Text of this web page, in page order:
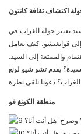
اكتشاف ثقافة كانتون
تعتبر جولة الغراب في
قوانغتشو، كيف تعامل
والممتعة إلى السيد.
يقدم تشو شيو لونغ
منطقة الكونغ فو